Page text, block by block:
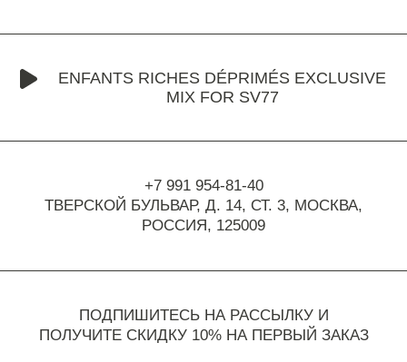
ENFANTS RICHES DÉPRIMÉS EXCLUSIVE
MIX FOR SV77
+7 991 954-81-40
ТВЕРСКОЙ БУЛЬВАР, Д. 14, СТ. 3, МОСКВА,
РОССИЯ, 125009
ПОДПИШИТЕСЬ НА РАССЫЛКУ И
ПОЛУЧИТЕ СКИДКУ 10% НА ПЕРВЫЙ ЗАКАЗ